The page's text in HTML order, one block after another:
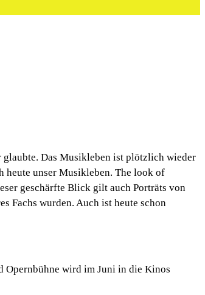
glaubte. Das Musikleben ist plötzlich wieder
unser Musikleben. The look of
geschärfte Blick gilt auch Porträts von
Fachs wurden. Auch ist heute schon
Opernbühne wird im Juni in die Kinos